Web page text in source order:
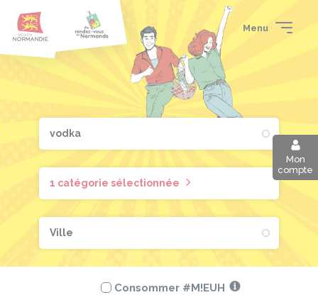
contenu
pied
page
Menu
Mon
compte
1 catégorie sélectionnée
Consommer #M!EUH
Panneau de gestion des cookies